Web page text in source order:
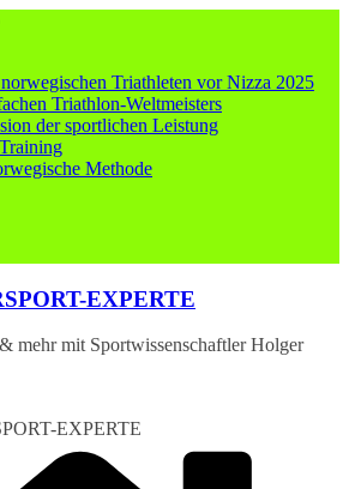
Triathleten vor Nizza 2025
Triathlon-Weltmeisters
der sportlichen Leistung
Methode
EXPERTE
mehr mit Sportwissenschaftler Holger